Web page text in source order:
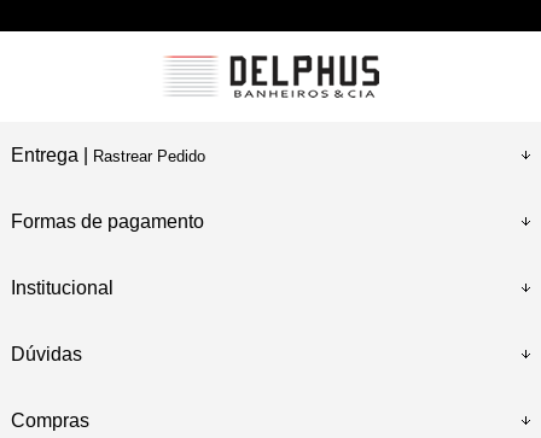
Entrega | Rastrear Pedido
Formas de pagamento
Institucional
Dúvidas
Compras